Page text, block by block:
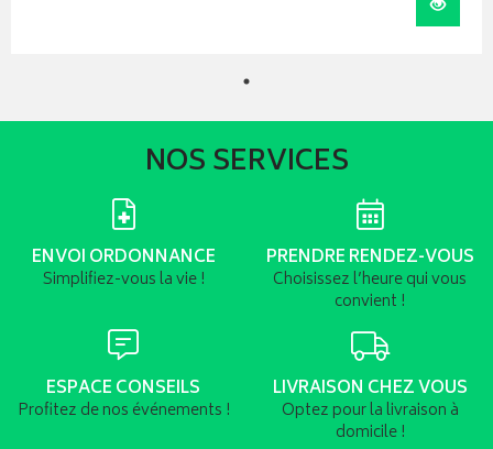
NOS SERVICES
ENVOI ORDONNANCE
Simplifiez-vous la vie !
PRENDRE RENDEZ-VOUS
Choisissez l’heure qui vous
convient !
ESPACE CONSEILS
Profitez de nos événements !
LIVRAISON CHEZ VOUS
Optez pour la livraison à
domicile !